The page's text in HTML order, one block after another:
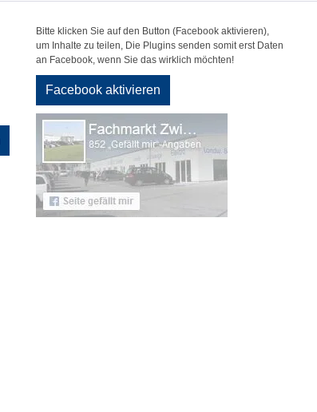
Bitte klicken Sie auf den Button (Facebook aktivieren),
um Inhalte zu teilen, Die Plugins senden somit erst Daten
an Facebook, wenn Sie das wirklich möchten!
Facebook aktivieren